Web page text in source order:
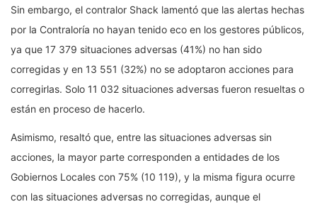
Sin embargo, el contralor Shack lamentó que las alertas hechas
por la Contraloría no hayan tenido eco en los gestores públicos,
ya que 17 379 situaciones adversas (41%) no han sido
corregidas y en 13 551 (32%) no se adoptaron acciones para
corregirlas. Solo 11 032 situaciones adversas fueron resueltas o
están en proceso de hacerlo.
Asimismo, resaltó que, entre las situaciones adversas sin
acciones, la mayor parte corresponden a entidades de los
Gobiernos Locales con 75% (10 119), y la misma figura ocurre
con las situaciones adversas no corregidas, aunque el